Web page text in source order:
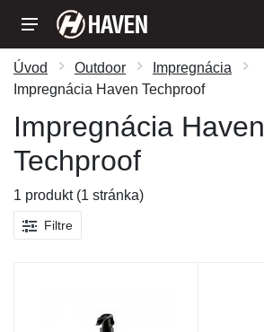
Úvod Outdoor
Impregnácia
Impregnácia Haven Techproof
Impregnácia Haven
Techproof
1 produkt (1 stránka)
Filtre